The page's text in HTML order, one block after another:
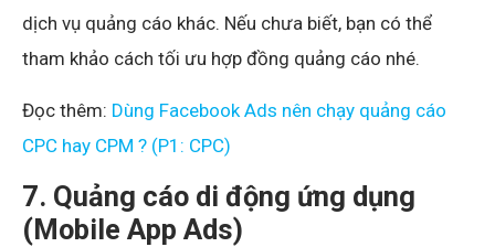
dịch vụ quảng cáo khác. Nếu chưa biết, bạn có thể
tham khảo cách tối ưu hợp đồng quảng cáo nhé.
Đọc thêm: Dùng Facebook Ads nên chạy quảng cáo
CPC hay CPM ? (P1: CPC)
7. Quảng cáo di động ứng dụng
(Mobile App Ads)